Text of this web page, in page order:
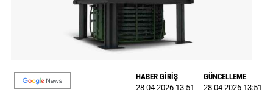
HABER GİRİŞ
28 04 2026 13:51
GÜNCELLEME
28 04 2026 13:51